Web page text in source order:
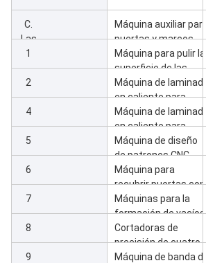
L
C.
Las
Máquina auxiliar para
puertas y marcos
1
Máquina para pulir la
superficie de las
puertas con arena
2
Máquina de laminado
en caliente para
puertas
4
Máquina de laminado
en caliente para
marco y cubierta
5
Máquina de diseño
de patrones CNC
para tallar diferentes
diseños
6
Máquina para
recubrir puertas con
pegamento
7
Máquinas para la
formación de vacíos
para puertas
8
Cortadoras de
precisión de cuatro
lados con
9
Máquina de banda de